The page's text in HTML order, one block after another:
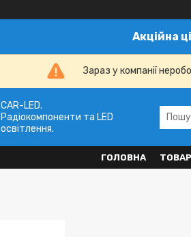
Акційна
Зараз у компанії
CAR-LED.
Радіокомпоненти та LED
освітлення.
ГОЛОВНА